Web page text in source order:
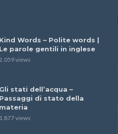
Kind Words – Polite words |
Le parole gentili in inglese
2.059 views
Gli stati dell’acqua –
Passaggi di stato della
materia
1.877 views